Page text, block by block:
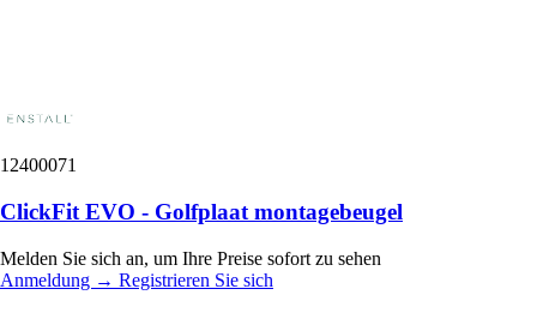
12400071
ClickFit EVO - Golfplaat montagebeugel
Melden Sie sich an, um Ihre Preise sofort zu sehen
Anmeldung → Registrieren Sie sich